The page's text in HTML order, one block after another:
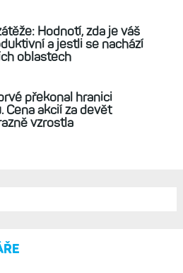
Hodnotí, zda je váš
a jestli se nachází
oblastech
překonal hranici
Cena akcií za devět
vzrostla